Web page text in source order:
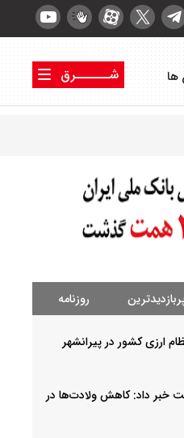
ها
شــــــرق
روزنامه
ارزی کشور در پیرانشهر
خبر داد: کاهش ولادت‌ها در